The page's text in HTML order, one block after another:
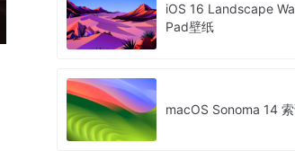
iOS 16 Landscape
Pad壁纸
macOS Sonoma 14